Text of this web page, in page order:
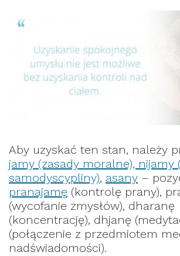
Aby uzyskać ten stan, należy
jamy (zasady moralne), nijamy
samodyscypliny), asany –
pranajamę (kontrolę prany),
(wycofanie zmysłów), dharanę
(koncentrację), dhjanę
(połączenie z przedmiotem
nadświadomości).